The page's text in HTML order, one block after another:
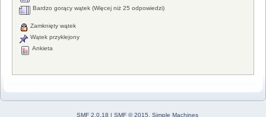
Bardzo gorący wątek (Więcej niż 25 odpowiedzi)
Zamknięty wątek
Wątek przyklejony
Ankieta
SMF 2.0.18 | SMF © 2015 Simple Machines